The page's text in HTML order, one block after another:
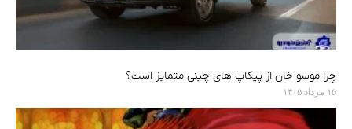
چرا موسو خان از پیکاپ های چینی متمایز است؟
۱۵ مرداد ۱۴۰۵